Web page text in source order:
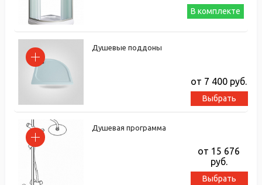
В комплекте
Душевые поддоны
от 7 400 руб.
Выбрать
Душевая программа
от 15 676
руб.
Выбрать